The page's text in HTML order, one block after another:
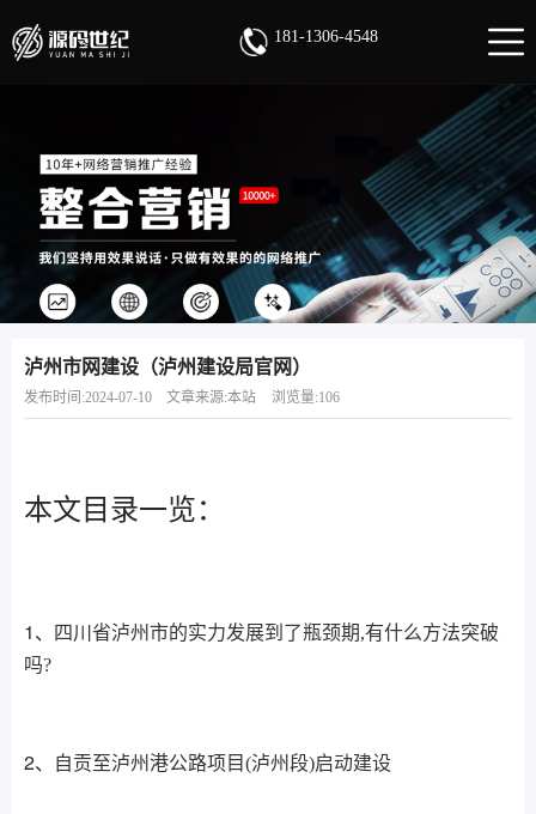
181-1306-4548
泸州市网建设（泸州建设局官网）
发布时间:2024-07-10 文章来源:本站 浏览量:106
本文目录一览：
1、
四川省泸州市的实力发展到了瓶颈期,有什么方法突破
吗?
2、 自贡至泸州港公路项目(泸州段)启动建设